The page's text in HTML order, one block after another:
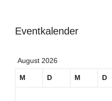
Eventkalender
August 2026
M D M D